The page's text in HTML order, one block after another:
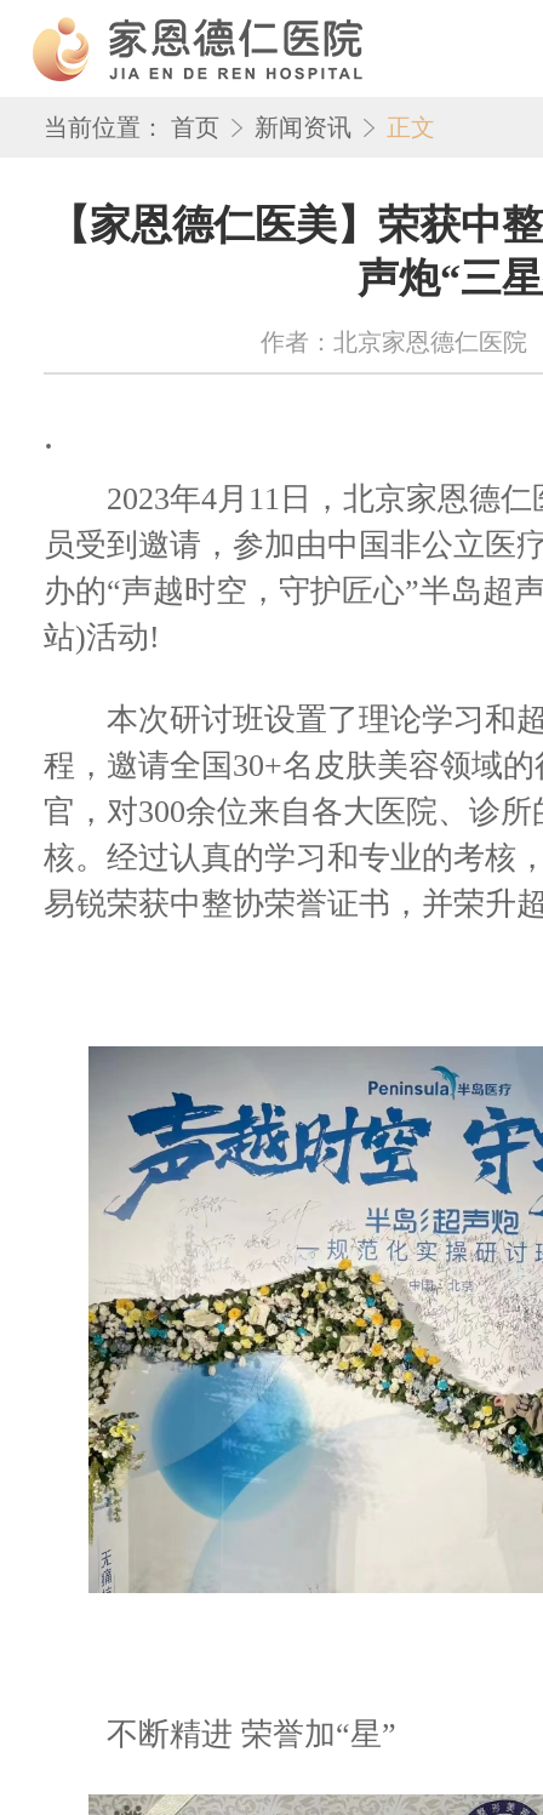
当前位置： 首页 新闻资讯 正文
【家恩德仁医美】荣获中
声炮“三
作者：北京家恩德仁医院
.
2023年4月11日，北京家恩德仁
员受到邀请，参加由中国非公立医
办的“声越时空，守护匠心”半岛超
站)活动!
本次研讨班设置了理论学习和超
程，邀请全国30+名皮肤美容领域
官，对300余位来自各大医院、诊
核。经过认真的学习和专业的考核
易锐荣获中整协荣誉证书，并荣升
不断精进 荣誉加“星”